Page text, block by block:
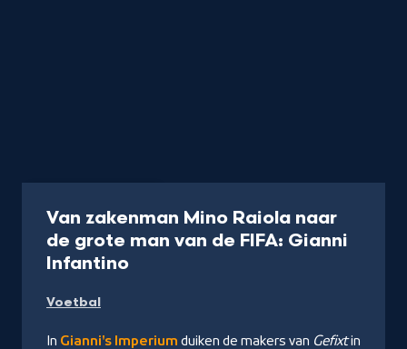
Van zakenman Mino Raiola naar
de grote man van de FIFA: Gianni
Infantino-
Luister
Voetbal
In Gianni's Imperium duiken de makers van Gefixtin